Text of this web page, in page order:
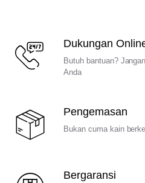
Dukungan
Butuh bantuan?
Anda
Pengemasan
Bukan cuma kain
Bergaransi